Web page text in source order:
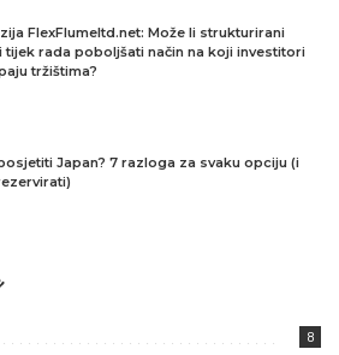
FlexFlumeltd.net: Može li strukturirani
tijek rada poboljšati način na koji investitori
tržištima?
Japan? 7 razloga za svaku opciju (i
8